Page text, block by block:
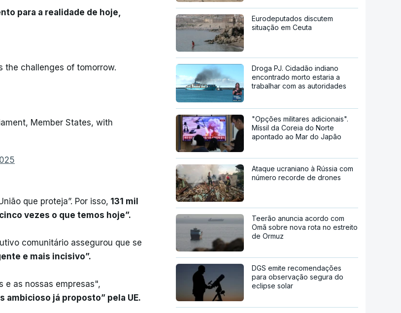
para a realidade de hoje,
the challenges of tomorrow.
Member States, with
que proteja”. Por isso, 131 mil
vezes o que temos hoje”.
comunitário assegurou que se
e mais incisivo”.
e as nossas empresas",
ambicioso já proposto” pela UE.
Eurodeputados discutem
situação em Ceuta
Droga PJ. Cidadão indiano
encontrado morto estaria a
trabalhar com as autoridades
"Opções militares adicionais".
Míssil da Coreia do Norte
apontado ao Mar do Japão
Ataque ucraniano à Rússia com
número recorde de drones
Teerão anuncia acordo com
Omã sobre nova rota no estreito
de Ormuz
DGS emite recomendações
para observação segura do
eclipse solar